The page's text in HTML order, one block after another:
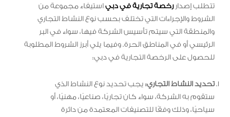
تتطلب إصداررخصة تجارية في دبياستيفاء مجموعة من
الشروط والإجراءات التي تختلف بحسب نوع النشاط التجاري
والمنطقة التي سيتم تأسيس الشركة فيها، سواء في البر
الرئيسي أو في المناطق الحرة. وفيما يلي أبرز الشروط المطلوبة
للحصول على الرخصة التجارية في دبي:
تحديد النشاط التجاري: يجب تحديد نوع النشاط الذي
ستقوم به الشركة، سواء كان تجاريًا، صناعيًا، مهنيًا، أو
سياحيًا، وذلك وفقًا للتصنيفات المعتمدة من دائرة